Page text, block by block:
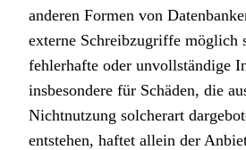
anderen Formen von
externe Schreibzugriffe möglich
fehlerhafte oder unvollständige
insbesondere für Schäden, die
Nichtnutzung solcherart
entstehen, haftet allein der